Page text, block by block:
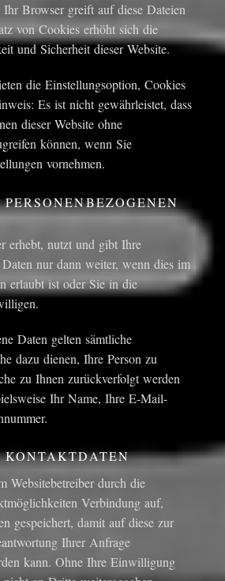
Ihr Browser greift auf diese Dateien
von Cookies erhöht sich die
und Sicherheit dieser Website.
die Einstellungsoption, Cookies
Es ist nicht gewährleistet, dass
dieser Website ohne
können, wenn Sie
vornehmen.
erhebt, nutzt und gibt Ihre
Daten nur dann weiter, wenn dies im
erlaubt ist oder Sie in die
Daten gelten sämtliche
dazu dienen, Ihre Person zu
zu Ihnen zurückverfolgt werden
Ihr Name, Ihre E-Mail-
Websitebetreiber durch die
Verbindung auf,
gespeichert, damit auf diese zur
Ihrer Anfrage
kann. Ohne Ihre Einwilligung